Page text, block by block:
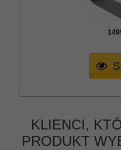
KLIENCI,
PRODUKT